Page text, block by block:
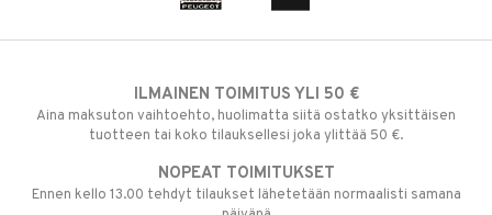
ILMAINEN TOIMITUS YLI 50 €
Aina maksuton vaihtoehto, huolimatta siitä ostatko yksittäisen
tuotteen tai koko tilauksellesi joka ylittää 50 €.
NOPEAT TOIMITUKSET
Ennen kello 13.00 tehdyt tilaukset lähetetään normaalisti samana